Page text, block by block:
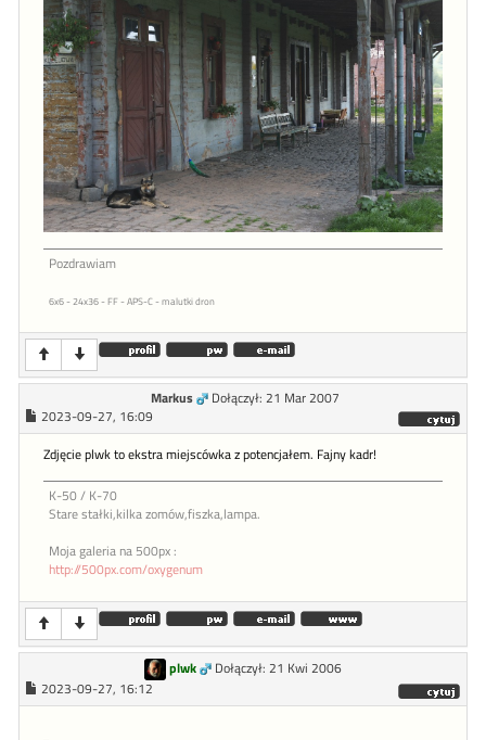
Pozdrawiam
6x6 - 24x36 - FF - APS-C - malutki dron
Markus
Dołączył: 21 Mar 2007
2023-09-27, 16:09
Zdjęcie plwk to ekstra miejscówka z potencjałem. Fajny kadr!
K-50 / K-70
Stare stałki,kilka zomów,fiszka,lampa.
Moja galeria na 500px :
http://500px.com/oxygenum
plwk
Dołączył: 21 Kwi 2006
2023-09-27, 16:12